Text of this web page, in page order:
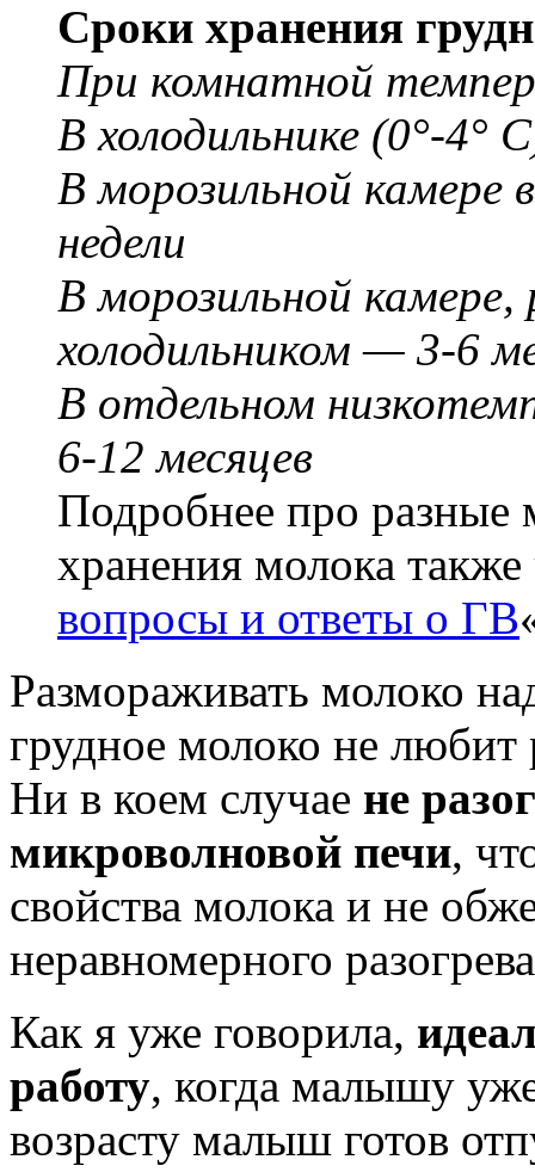
Сроки хранения
При комнатной
В холодильнике (0°-4°
В морозильной камере
недели
В морозильной
холодильником — 3-6
В отдельном
6-12 месяцев
Подробнее про разные
хранения молока также
вопросы и ответы о ГВ
Размораживать молоко
грудное молоко не любит
Ни в коем случае не
микроволновой печи,
свойства молока и не
неравномерного
Как я уже говорила,
работу, когда малышу
возрасту малыш готов